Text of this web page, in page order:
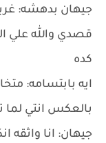
جيهان بدهشه:
قصدي والله علي
كده
ايه بابتسامه:
بالعكس انتي لما
جيهان: انا واثقه